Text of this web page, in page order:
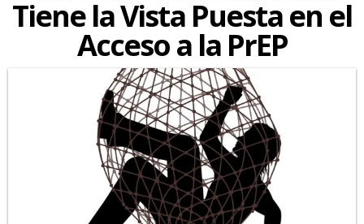
Tiene la Vista Puesta en el
Acceso a la PrEP